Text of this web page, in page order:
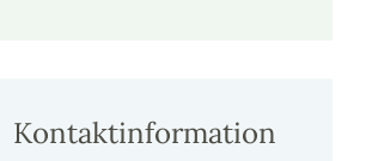
Kontaktinformation